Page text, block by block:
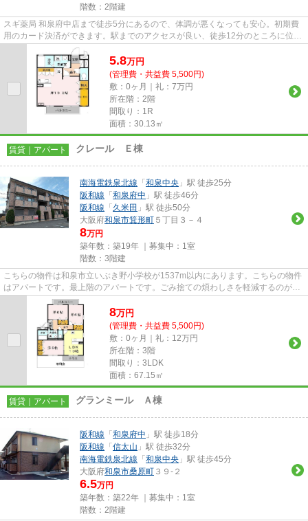
階数：2階建
スギ薬局 和泉府中店まで徒歩5分にあるので、体調が悪くなっても安心。初期費
用のカード決済ができます。駅までのアクセスが良い、徒歩12分のところに位置
する物件です。2駅利用できる...
5.8万円
(管理費・共益費 5,500円)
敷：0ヶ月｜礼：7万円
所在階：2階
間取り：1R
面積：30.13㎡
賃貸｜アパート クレール Ｅ棟
南海電鉄泉北線 「 和泉中央 」駅 徒歩25分
阪和線 「 和泉府中 」駅 徒歩46分
阪和線 「 久米田 」駅 徒歩50分
大阪府和泉市箕形町 ５丁目３－４
8万円
築年数：築19年 ｜募集中： 1室
階数：3階建
こちらの物件は和泉市立いぶき野小学校が1537m以内にあります。こちらの物件
はアパートです。最上階のアパートです。ごみ捨ての煩わしさを軽減するのが、
敷地内ごみ置き場です。物件の...
8万円
(管理費・共益費 5,500円)
敷：0ヶ月｜礼：12万円
所在階：3階
間取り：3LDK
面積：67.15㎡
賃貸｜アパート グランミール Ａ棟
阪和線 「 和泉府中 」駅 徒歩18分
阪和線 「 信太山 」駅 徒歩32分
南海電鉄泉北線 「 和泉中央 」駅 徒歩45分
大阪府和泉市桑原町 ３９-２
6.5万円
築年数：築22年 ｜募集中： 1室
階数：2階建